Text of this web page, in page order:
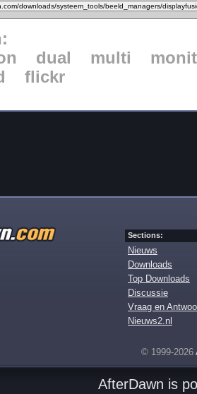
dual multi
flickr
Sections:
Nieuws
Downloads
Top Downloads
Discussie
Vraag en
Nieuws2.nl
© 1999-2026
AfterDawn is